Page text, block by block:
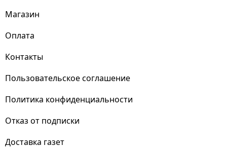
Магазин
Оплата
Контакты
Пользовательское соглашение
Политика конфиденциальности
Отказ от подписки
Доставка газет